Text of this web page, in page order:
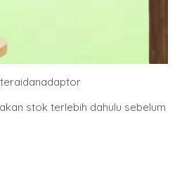
stok terlebih dahulu sebelum